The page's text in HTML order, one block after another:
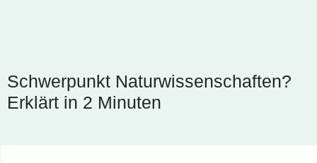
Schwerpunkt Naturwissenschaften?
Erklärt in 2 Minuten